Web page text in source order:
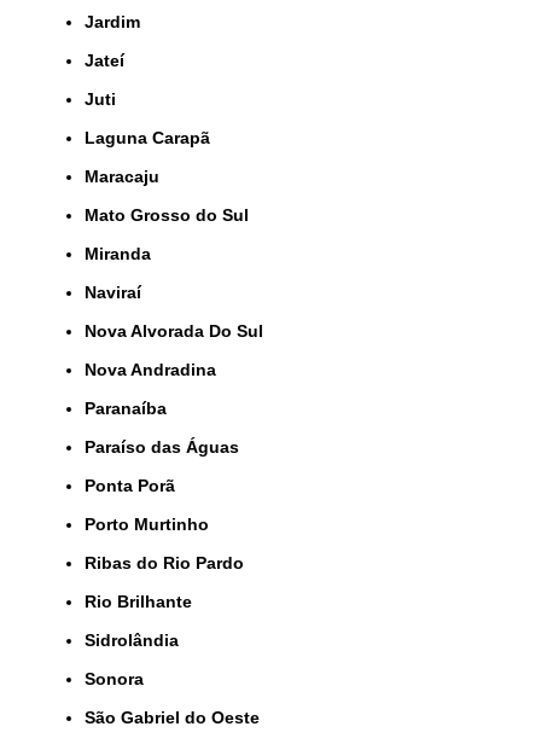
Jardim
Jateí
Juti
Laguna Carapã
Maracaju
Mato Grosso do Sul
Miranda
Naviraí
Nova Alvorada Do Sul
Nova Andradina
Paranaíba
Paraíso das Águas
Ponta Porã
Porto Murtinho
Ribas do Rio Pardo
Rio Brilhante
Sidrolândia
Sonora
São Gabriel do Oeste